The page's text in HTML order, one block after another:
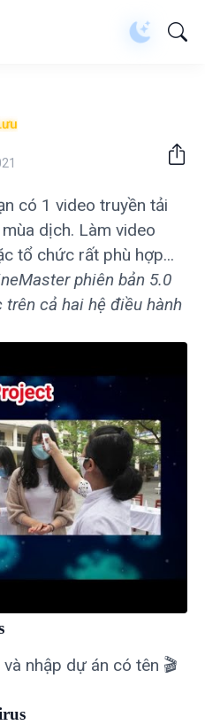
có 1 video truyền tải
dịch. Làm video
tổ chức rất phù hợp...
phiên bản 5.0
cả hai hệ điều hành
nhập dự án có tên 🎬